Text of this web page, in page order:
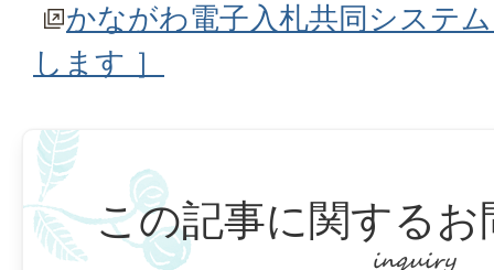
かながわ電子入札共同システ
します ］
この記事に関するお